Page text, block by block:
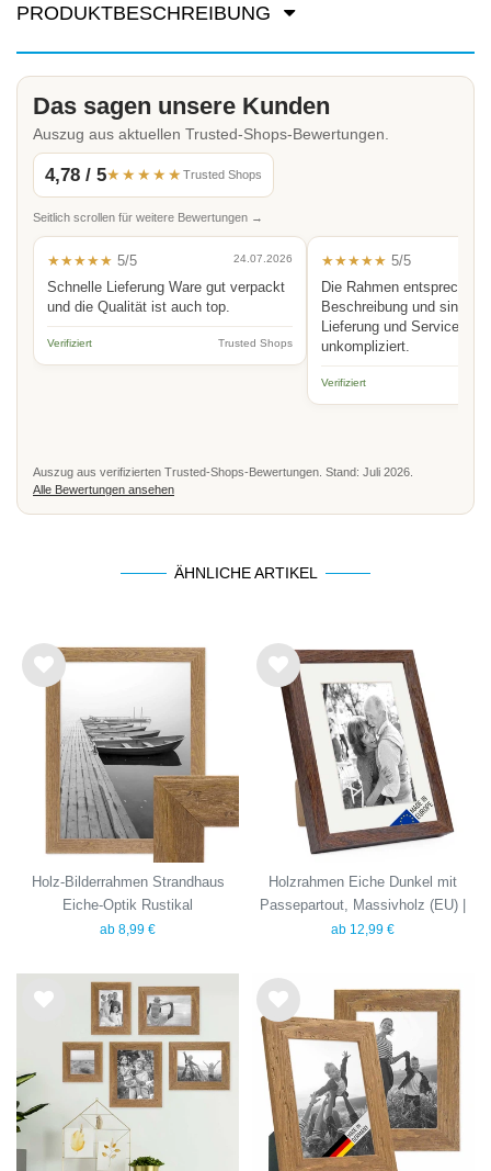
PRODUKTBESCHREIBUNG
Das sagen unsere Kunden
Auszug aus aktuellen Trusted-Shops-Bewertungen.
4,78 / 5★★★★★ Trusted Shops
Seitlich scrollen für weitere Bewertungen →
★★★★★ 5/5 24.07.2026
Schnelle Lieferung Ware gut verpackt
und die Qualität ist auch top.
Verifiziert Trusted Shops
★★★★★ 5/5
Die Rahmen entsprechen
Beschreibung und sind
Lieferung und Service
unkompliziert.
Verifiziert
Auszug aus verifizierten Trusted-Shops-Bewertungen. Stand: Juli 2026.
Alle Bewertungen ansehen
ÄHNLICHE ARTIKEL
Wu
nsc
hlist
Holz-Bilderrahmen Strandhaus
Eiche-Optik Rustikal
ab 8,99 €
Wu
nsc
hlist
Holzrahmen Eiche Dunkel mit
Passepartout, Massivholz (EU) |
Serie 110
ab 12,99 €
Wu
nsc
hlist
e